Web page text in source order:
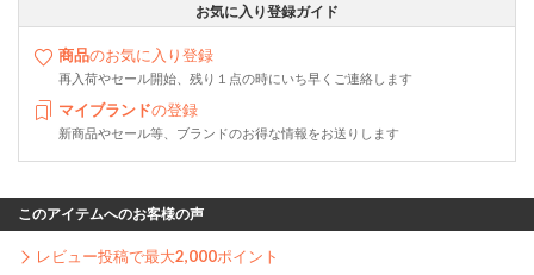
お気に入り登録ガイド
商品のお気に入り登録
再入荷やセール開始、残り１点の時にいち早くご連絡します
マイブランドの登録
新商品やセール等、ブランドのお得な情報をお送りします
このアイテムへのお客様の声
レビュー投稿で最大2,000ポイント